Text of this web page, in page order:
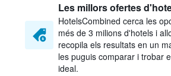
Les millors ofertes
HotelsCombined cerca les
més de 3 milions d'hotels i
recopila els resultats en un
les puguis comparar i trobar
ideal.